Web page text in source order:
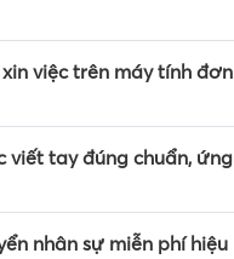
việc trên máy tính đơn
viết tay đúng chuẩn, ứng
nhân sự miễn phí hiệu